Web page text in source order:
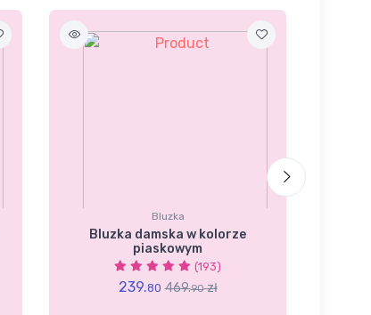
Bluzka
Bluzka damska w kolorze
piaskowym
(193)
239.80 469.90zł